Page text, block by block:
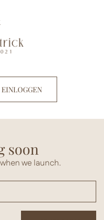
soon
we launch.